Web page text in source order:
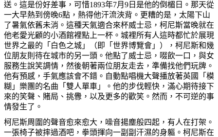
送。這是份好差事，可惜1893年7月9日是他的倒楣日。那天從
一大早熱到傍晚6點，熱得他汗流浹背。更糟的是，太陽下山
了暑氣依舊未消。這種天氣適合來杯威士忌，柯尼斯當晚就在
他老愛光顧的小酒館裡點上一杯。城裡所有人這時都忙於展現
世界之最的「白色之城」（即「世界博覽會」），柯尼斯和幾
位朋友則待在城市的另一頭。他點了威士忌，啜飲一口，與女
服務生說笑調情，然後朝著兩位朋友走去，準備找他們玩牌。
他有預感，手氣應該會不錯。自動點唱機大聲播放著英國「模
糊」樂團的名曲「雙人單車」。他的步伐輕快，滿心期待接下
來的笑聲、賭局、挑釁，以及更多的歡笑。然而，不可逆的事
情發生了。
柯尼斯周圍的聲音愈來愈大，噪音揚塵般四起，有人在打架。
一張椅子被摔過酒吧，拳頭揮向一副副汗濕的身軀。柯尼斯在